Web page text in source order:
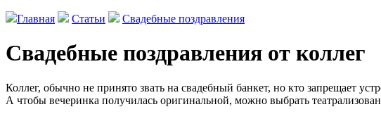
Главная Статьи Свадебные поздравления
Свадебные поздравления от коллег
Коллег, обычно не принято звать на свадебный банкет, но кто запрещает
А чтобы вечеринка получилась оригинальной, можно выбрать